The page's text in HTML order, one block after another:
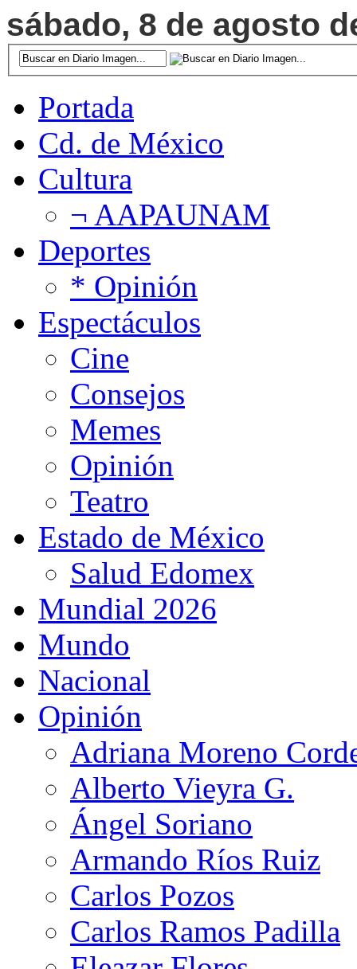
sábado, 8 de agosto
Portada
Cd. de México
Cultura
¬ AAPAUNAM
Deportes
* Opinión
Espectáculos
Cine
Consejos
Memes
Opinión
Teatro
Estado de México
Salud Edomex
Mundial 2026
Mundo
Nacional
Opinión
Adriana Moreno
Alberto Vieyra G.
Ángel Soriano
Armando Ríos Ruiz
Carlos Pozos
Carlos Ramos Padilla